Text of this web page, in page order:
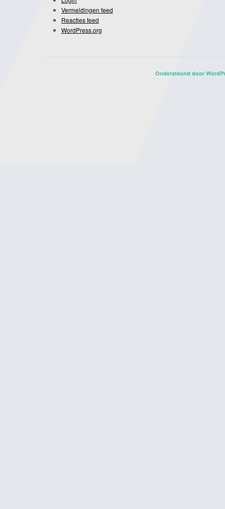
Vermeldingen feed
Reacties feed
WordPress.org
Ondersteund door